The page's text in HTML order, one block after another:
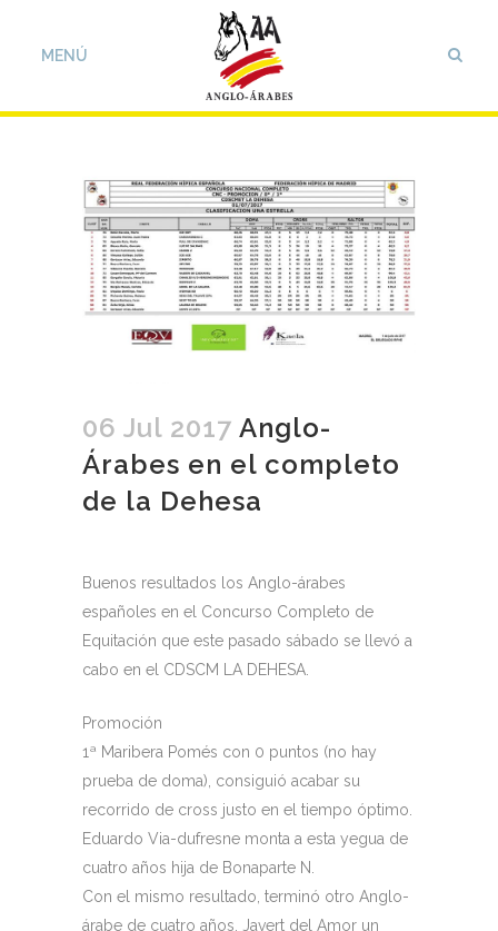
06 Jul 2017 Anglo-
Árabes en el completo
de la Dehesa
Buenos resultados los Anglo-árabes
españoles en el Concurso Completo de
Equitación que este pasado sábado se llevó a
cabo en el CDSCM LA DEHESA.
Promoción
1ª Maribera Pomés con 0 puntos (no hay
prueba de doma), consiguió acabar su
recorrido de cross justo en el tiempo óptimo.
Eduardo Via-dufresne monta a esta yegua de
cuatro años hija de Bonaparte N.
Con el mismo resultado, terminó otro Anglo-
árabe de cuatro años, Javert del Amor un